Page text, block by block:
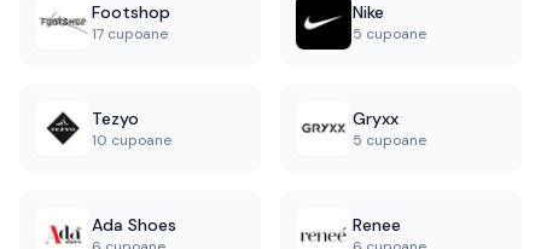
Footshop
17 cupoane
Nike
5 cupoane
Tezyo
10 cupoane
Gryxx
5 cupoane
Ada Shoes Renee